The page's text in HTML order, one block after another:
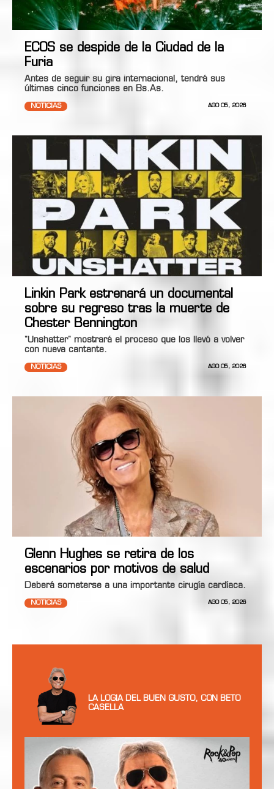
ECOS se despide de la Ciudad de la
Furia
Antes de seguir su gira internacional, tendrá sus
últimas cinco funciones en Bs.As.
NOTICIAS AGO 05, 2026
Linkin Park estrenará un documental
sobre su regreso tras la muerte de
Chester Bennington
"Unshatter" mostrará el proceso que los llevó a volver
con nueva cantante.
NOTICIAS AGO 05, 2026
Glenn Hughes se retira de los
escenarios por motivos de salud
Deberá someterse a una importante cirugía cardíaca.
NOTICIAS AGO 05, 2026
LA LOGIA DEL BUEN GUSTO, CON BETO
CASELLA